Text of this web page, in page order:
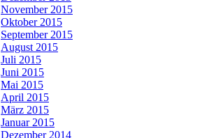
November 2015
Oktober 2015
September 2015
August 2015
Juli 2015
Juni 2015
Mai 2015
April 2015
März 2015
Januar 2015
Dezember 2014